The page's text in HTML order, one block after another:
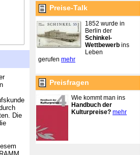
Die
Preise-Talk
1852 wurde in
Berlin der
Schinkel-
Wettbewerb ins
Leben
gerufen mehr
Preisfragen
Wie kommt man ins
Handbuch der
Kulturpreise? mehr